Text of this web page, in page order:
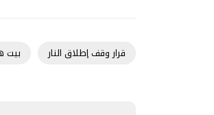
قرار وقف إطلاق النار بيت